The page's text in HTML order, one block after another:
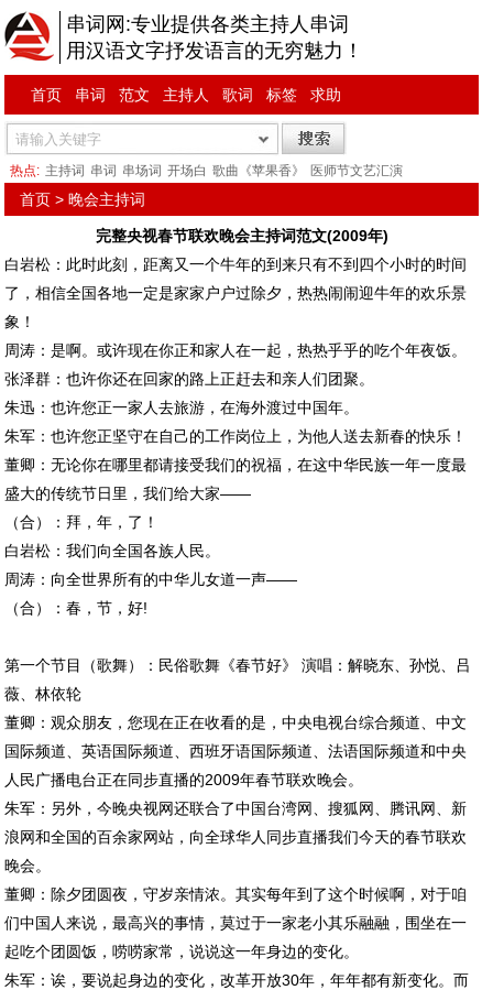
串词网:专业提供各类主持人串词
用汉语文字抒发语言的无穷魅力！
首页 串词 范文 主持人 歌词 标签 求助
热点: 主持词 串词 串场词 开场白 歌曲《苹果香》 医师节文艺汇演
首页 >晚会主持词
完整央视春节联欢晚会主持词范文(2009年)
白岩松：此时此刻，距离又一个牛年的到来只有不到四个小时的时间
了，相信全国各地一定是家家户户过除夕，热热闹闹迎牛年的欢乐景
象！
周涛：是啊。或许现在你正和家人在一起，热热乎乎的吃个年夜饭。
张泽群：也许你还在回家的路上正赶去和亲人们团聚。
朱迅：也许您正一家人去旅游，在海外渡过中国年。
朱军：也许您正坚守在自己的工作岗位上，为他人送去新春的快乐！
董卿：无论你在哪里都请接受我们的祝福，在这中华民族一年一度最
盛大的传统节日里，我们给大家——
（合）：拜，年，了！
白岩松：我们向全国各族人民。
周涛：向全世界所有的中华儿女道一声——
（合）：春，节，好!
第一个节目（歌舞）：民俗歌舞《春节好》 演唱：解晓东、孙悦、吕
薇、林依轮
董卿：观众朋友，您现在正在收看的是，中央电视台综合频道、中文
国际频道、英语国际频道、西班牙语国际频道、法语国际频道和中央
人民广播电台正在同步直播的2009年春节联欢晚会。
朱军：另外，今晚央视网还联合了中国台湾网、搜狐网、腾讯网、新
浪网和全国的百余家网站，向全球华人同步直播我们今天的春节联欢
晚会。
董卿：除夕团圆夜，守岁亲情浓。其实每年到了这个时候啊，对于咱
们中国人来说，最高兴的事情，莫过于一家老小其乐融融，围坐在一
起吃个团圆饭，唠唠家常，说说这一年身边的变化。
朱军：诶，要说起身边的变化，改革开放30年，年年都有新变化。而